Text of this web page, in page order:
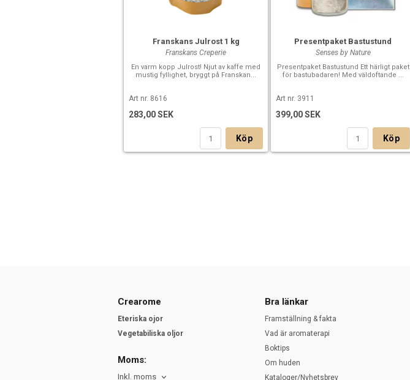
Franskans Julrost 1 kg
Franskans Creperie
En varm kopp Julrost! Njut av kaffe med
mustig fyllighet, bryggt på Franskan...
Art nr. 8616
283,00 SEK
Köp
Presentpaket Bastustund
Senses by Nature
Presentpaket Bastustund Ett härligt paket
för bastubadaren! Med väldoftande ...
Art nr. 3911
399,00 SEK
Köp
Crearome
Eteriska ojor
Vegetabiliska oljor
Moms:
Inkl. moms
Bra länkar
Framställning & fakta
Vad är aromaterapi
Boktips
Om huden
Kataloger/Nyhetsbrev